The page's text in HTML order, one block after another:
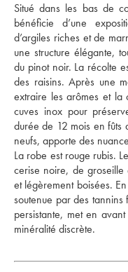
Situé dans les bas de
bénéficie d’une
d’argiles riches et de
une structure élégante,
du pinot noir. La récolte
des raisins. Après une
extraire les arômes et la
cuves inox pour
durée de 12 mois en
neufs, apporte des
La robe est rouge rubis.
cerise noire, de
et légèrement boisées.
soutenue par des
persistante, met en
minéralité discrète.